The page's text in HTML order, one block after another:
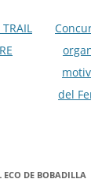
del
ECO DE BOBADILLA